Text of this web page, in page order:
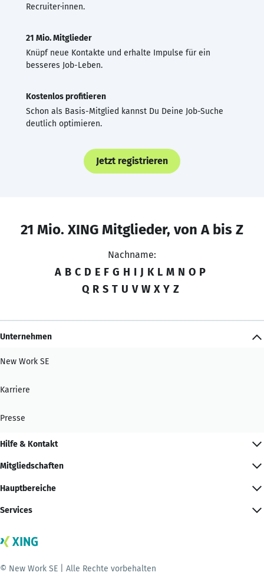
Recruiter·innen.
21 Mio. Mitglieder
Knüpf neue Kontakte und erhalte Impulse für ein
besseres Job-Leben.
Kostenlos profitieren
Schon als Basis-Mitglied kannst Du Deine Job-Suche
deutlich optimieren.
Jetzt registrieren
21 Mio. XING Mitglieder, von A bis Z
Nachname:
A B C D E F G H I J K L M N O P
Q R S T U V W X Y Z
Unternehmen
New Work SE
Karriere
Presse
Hilfe & Kontakt
Mitgliedschaften
Hauptbereiche
Services
© New Work SE | Alle Rechte vorbehalten